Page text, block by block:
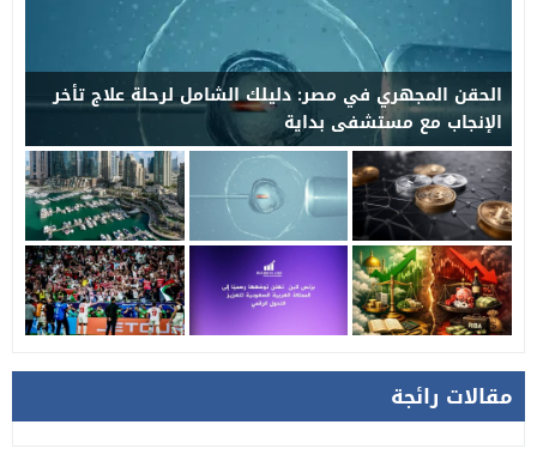
الحقن المجهري في مصر: دليلك الشامل لرحلة علاج تأخر
الإنجاب مع مستشفى بداية
مقالات رائجة